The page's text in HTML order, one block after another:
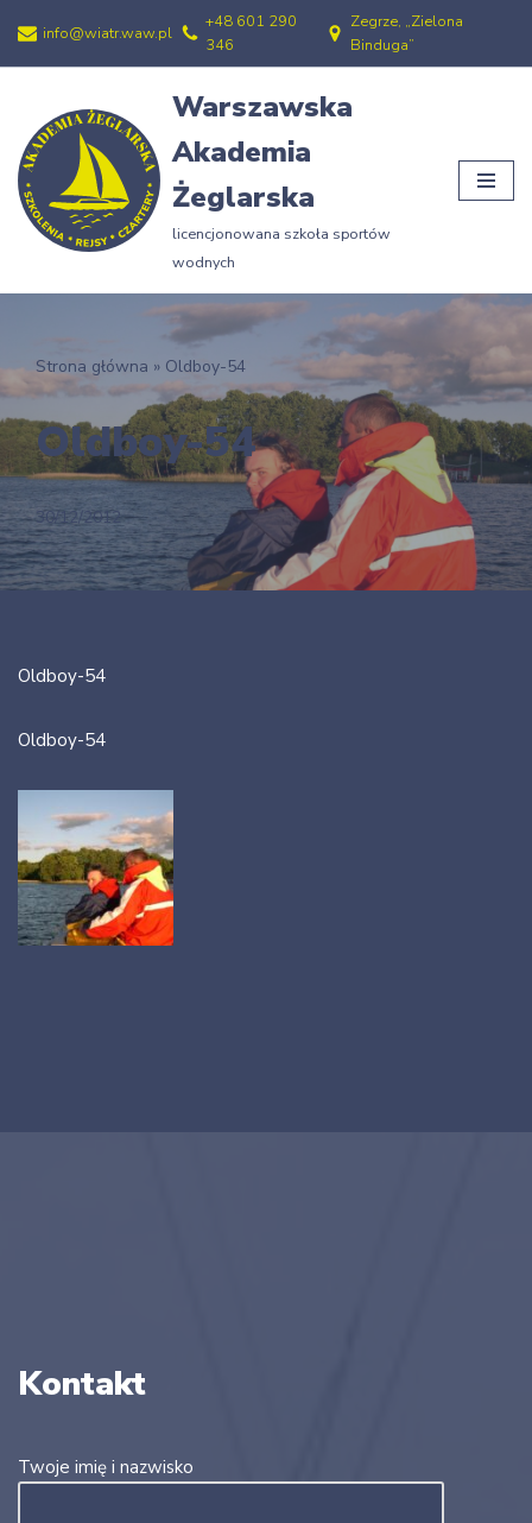
Przejdź
treści
info@wiatr.waw.pl
+48 601 290
346
Zegrze, „Zielona
Binduga”
Warszawska
Akademia
Żeglarska
licencjonowana szkoła sportów
wodnych
Strona główna » Oldboy-54
Oldboy-54
30/12/2012
Oldboy-54
Oldboy-54
Kontakt
Twoje imię i nazwisko